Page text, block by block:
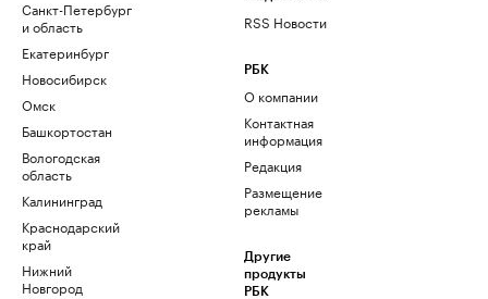
Санкт-Петербург
и область
Екатеринбург
Новосибирск
Омск
Башкортостан
Вологодская
область
Калининград
Краснодарский
край
Нижний
Новгород
RSS Новости
РБК
О компании
Контактная
информация
Редакция
Размещение
рекламы
Другие
продукты
РБК